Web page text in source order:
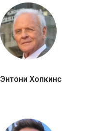
Энтони Хопкинс